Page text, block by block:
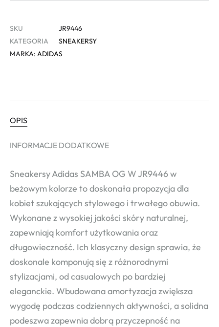
SKU
JR9446
KATEGORIA
SNEAKERSY
MARKA: ADIDAS
OPIS
INFORMACJE DODATKOWE
Sneakersy Adidas SAMBA OG W JR9446 w
beżowym kolorze to doskonała propozycja dla
kobiet szukających stylowego i trwałego obuwia.
Wykonane z wysokiej jakości skóry naturalnej,
zapewniają komfort użytkowania oraz
długowieczność. Ich klasyczny design sprawia, że
doskonale komponują się z różnorodnymi
stylizacjami, od casualowych po bardziej
eleganckie. Wbudowana amortyzacja zwiększa
wygodę podczas codziennych aktywności, a solidna
podeszwa zapewnia dobrą przyczepność na